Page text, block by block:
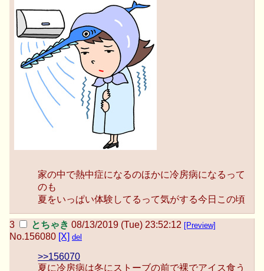
家の中で熱中症になるのほかに冷房病になるって
のも
夏をいっぱい体験してるって気がする今日この頃
とちゃき 08/13/2019 (Tue) 23:52:12 [Preview]
No.156080 [X] del
>>156070
夏に冷房病は冬にストーブの前で裸でアイス食う